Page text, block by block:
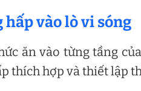
vào lò vi sóng
ăn vào từng tầng
thích hợp và thiết lập